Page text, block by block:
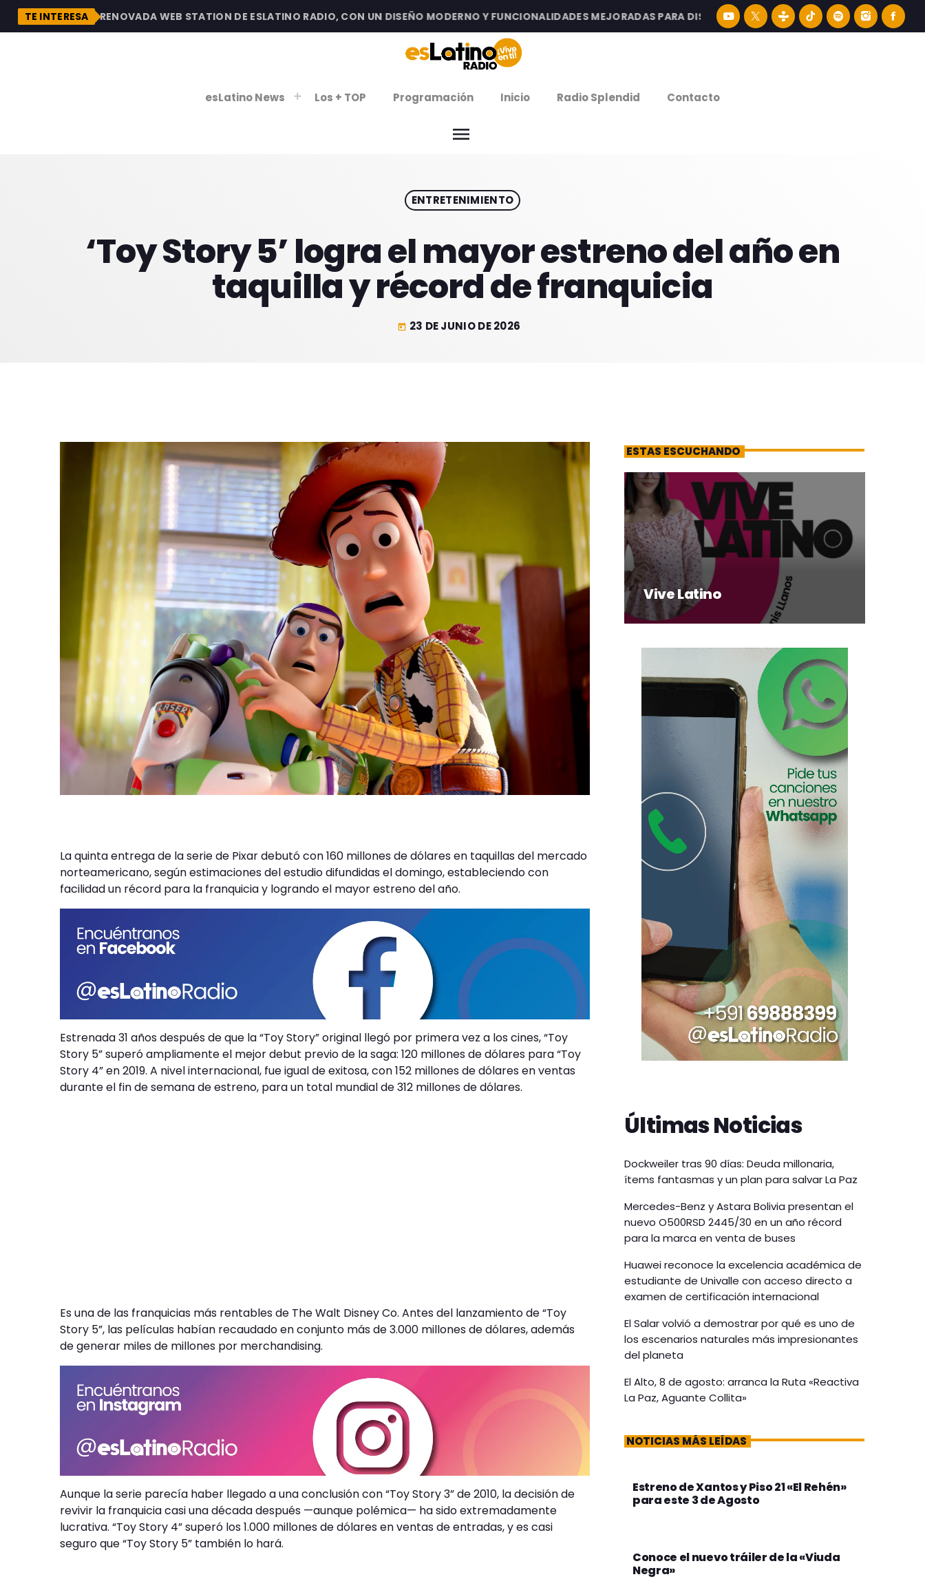
TE INTERESA
DESCUBRE LA RENOVADA WEB STATION DE ESLATINO RADIO, CON UN DISEÑO MODERNO Y FUNCIONALIDADES MEJORADAS PARA DISFRUTAR LA MEJOR MÚSICA LATINA Y
esLatino News Los + TOP Programación Inicio Radio Splendid Contacto
menu
VIERNES DE ESTRENOSENTRETENIMIENTO
‘Toy Story 5’ logra el mayor estreno del año en
taquilla y récord de franquicia
today 23 DE JUNIO DE 2026
La quinta entrega de la serie de Pixar debutó con 160 millones de dólares en taquillas del mercado
norteamericano, según estimaciones del estudio difundidas el domingo, estableciendo con
facilidad un récord para la franquicia y logrando el mayor estreno del año.
Estrenada 31 años después de que la “Toy Story” original llegó por primera vez a los cines, “Toy
Story 5” superó ampliamente el mejor debut previo de la saga: 120 millones de dólares para “Toy
Story 4” en 2019. A nivel internacional, fue igual de exitosa, con 152 millones de dólares en ventas
durante el fin de semana de estreno, para un total mundial de 312 millones de dólares.
Es una de las franquicias más rentables de The Walt Disney Co. Antes del lanzamiento de “Toy
Story 5”, las películas habían recaudado en conjunto más de 3.000 millones de dólares, además
de generar miles de millones por merchandising.
Aunque la serie parecía haber llegado a una conclusión con “Toy Story 3” de 2010, la decisión de
revivir la franquicia casi una década después —aunque polémica— ha sido extremadamente
lucrativa. “Toy Story 4” superó los 1.000 millones de dólares en ventas de entradas, y es casi
seguro que “Toy Story 5” también lo hará.
ESTAS ESCUCHANDO
Vive Latino
Últimas Noticias
Dockweiler tras 90 días: Deuda millonaria,
ítems fantasmas y un plan para salvar La Paz
Mercedes-Benz y Astara Bolivia presentan el
nuevo O500RSD 2445/30 en un año récord
para la marca en venta de buses
Huawei reconoce la excelencia académica de
estudiante de Univalle con acceso directo a
examen de certificación internacional
El Salar volvió a demostrar por qué es uno de
los escenarios naturales más impresionantes
del planeta
El Alto, 8 de agosto: arranca la Ruta «Reactiva
La Paz, Aguante Collita»
NOTICIAS MÁS LEÍDAS
Estreno de Xantos y Piso 21 «El Rehén»
para este 3 de Agosto
Conoce el nuevo tráiler de la «Viuda
Negra»